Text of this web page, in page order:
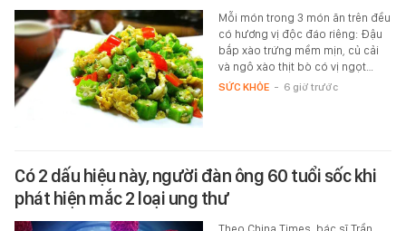
Mỗi món trong 3 món ăn trên đều
có hương vị độc đáo riêng: Đậu
bắp xào trứng mềm mịn, củ cải
và ngô xào thịt bò có vị ngọt…
SỨC KHỎE - 6 giờ trước
Có 2 dấu hiệu này, người đàn ông 60 tuổi sốc khi
phát hiện mắc 2 loại ung thư